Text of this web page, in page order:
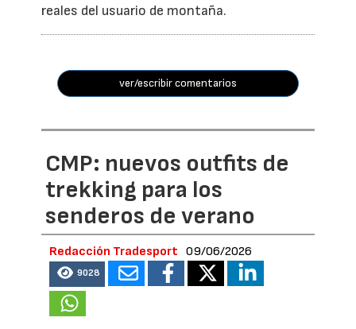
reales del usuario de montaña.
ver/escribir comentarios
CMP: nuevos outfits de
trekking para los
senderos de verano
Redacción Tradesport 09/06/2026
9028